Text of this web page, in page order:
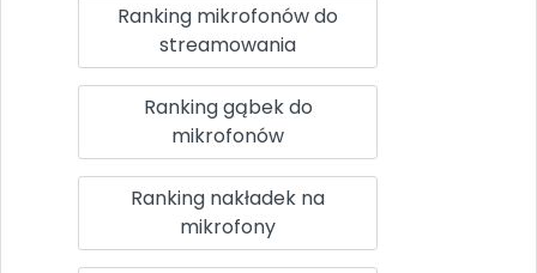
Ranking mikrofonów do
streamowania
Ranking gąbek do
mikrofonów
Ranking nakładek na
mikrofony